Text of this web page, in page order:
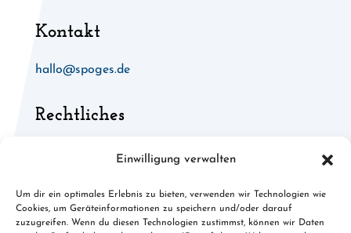
Einwilligung verwalten
Um dir ein optimales Erlebnis zu bieten, verwenden wir Technologien wie
Cookies, um Geräteinformationen zu speichern und/oder darauf
zuzugreifen. Wenn du diesen Technologien zustimmst, können wir Daten
Kontakt
hallo@spoges.de
Rechtliches
Allgemeine Geschäftsbedingungen
Cookies